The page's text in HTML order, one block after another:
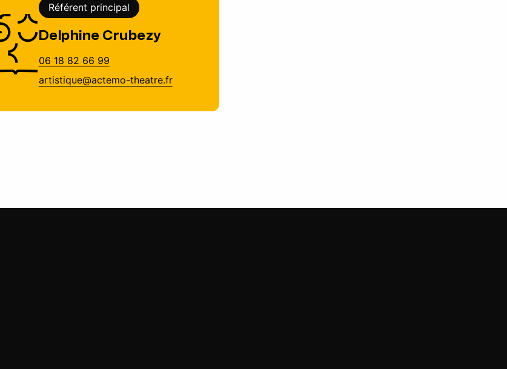
Référent principal
Delphine Crubezy
06 18 82 66 99
artistique@actemo-theatre.fr